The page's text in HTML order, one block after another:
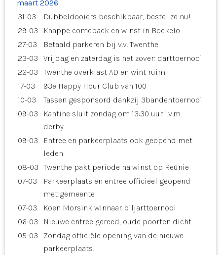
maart 2026
31-03
Dubbeldooiers beschikbaar, bestel ze nu!
29-03
Knappe comeback en winst in Boekelo
27-03
Betaald parkeren bij v.v. Twenthe
23-03
Vrijdag en zaterdag is het zover: darttoernooi
22-03
Twenthe overklast AD en wint ruim
17-03
93e Happy Hour Club van 100
10-03
Tassen gesponsord dankzij 3bandentoernooi
09-03
Kantine sluit zondag om 13:30 uur i.v.m.
derby
09-03
Entree en parkeerplaats ook geopend met
leden
08-03 Twenthe pakt periode na winst op Reünie
07-03
Parkeerplaats en entree officieel geopend
met gemeente
07-03
Koen Morsink winnaar biljarttoernooi
06-03
Nieuwe entree gereed, oude poorten dicht
05-03
Zondag officiële opening van de nieuwe
parkeerplaats!